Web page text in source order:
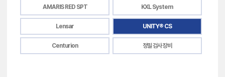
AMARIS RED SPT KXL System
Lensar UNITY® CS
Centurion 정밀 검사 장비